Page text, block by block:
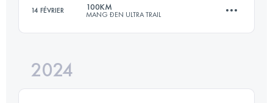
Connectez-vous pour voir l'UTMB Index
14 FÉVRIER 100KM
MANG ĐEN ULTRA TRAIL
2024